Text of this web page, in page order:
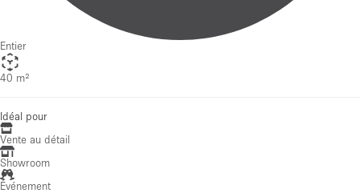
Entier
40 m²
Idéal pour
Vente au détail
Showroom
Événement